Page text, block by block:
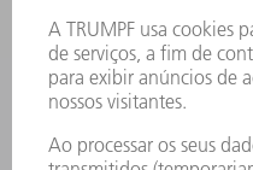
MÁQUINAS & SISTEMAS
LASER
ELETRÔNICA DE POTÊNCIA
FERRAMENTAS ELÉTRICAS
SMART FACTORY
SOFTWARE